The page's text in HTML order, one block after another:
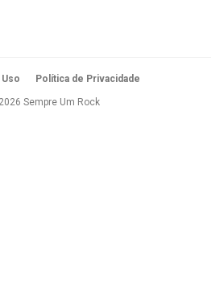
Política de Privacidade
Sempre Um Rock